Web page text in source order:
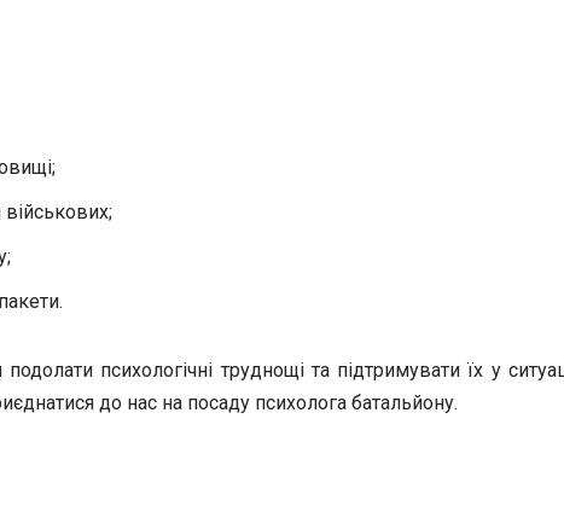
психологічні труднощі та підтримувати їх у
до нас на посаду психолога батальйону.